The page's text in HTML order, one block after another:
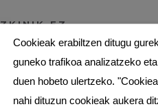
EZ
eremuak*markatuta
Cookieak erabiltzen ditugu
guneko trafikoa analizatzeko
duen hobeto ulertzeko.
nahi dituzun cookieak aukera